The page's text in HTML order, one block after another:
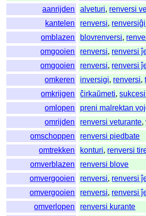
aanrijden
alveturi, renversi
kantelen
renversi, renversiĝi
omblazen
blovrenversi,
omgooien
renversi, renversi
omgooien
renversi, renversi
omkeren
inversigi, renversi,
omkrijgen
ĉirkaŭmeti,
omlopen
preni malrektan
omrijden
renversi veturante,
omschoppen
renversi piedbate
omtrekken
konturi, renversi
omverblazen
renversi blove
omvergooien
renversi, renversi
omvergooien
renversi, renversi
omverlopen
renversi kurante